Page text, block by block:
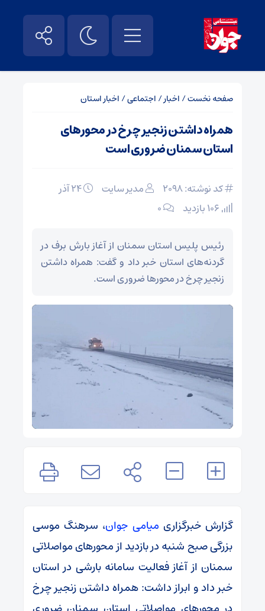
صفحه نخست/ اخبار/ اجتماعی/ اخبار استان
همراه داشتن زنجیر چرخ در محورهای
استان سمنان ضروری است
کد نوشته: 2098 مدیر سایت
۰
رئیس پلیس استان سمنان از آغاز بارش برف در
گردنه‌های استان خبر داد و گفت: همراه داشتن
زنجیر چرخ در محورها ضروری است.
گزارش خبرگزاری میامی جوان، سرهنگ موسی
بزرگی صبح شنبه در بازدید از محورهای مواصلاتی
سمنان از آغاز فعالیت سامانه بارشی در استان
خبر داد و ابراز داشت: همراه داشتن زنجیر چرخ